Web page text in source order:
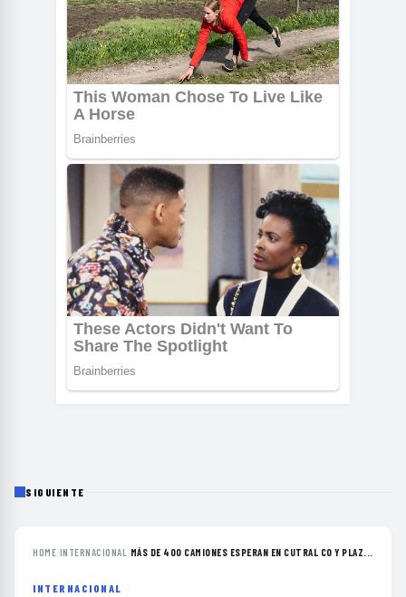
SIGUIENTE
HOME›INTERNACIONAL › MÁS DE 400 CAMIONES ESPERAN EN CUTRAL CO Y PLAZ...
INTERNACIONAL